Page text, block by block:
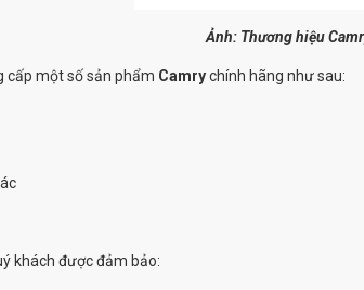
Ảnh: Thương hiệu
cấp một số sản phẩm Camrychính hãng như sau:
khách được đảm bảo: